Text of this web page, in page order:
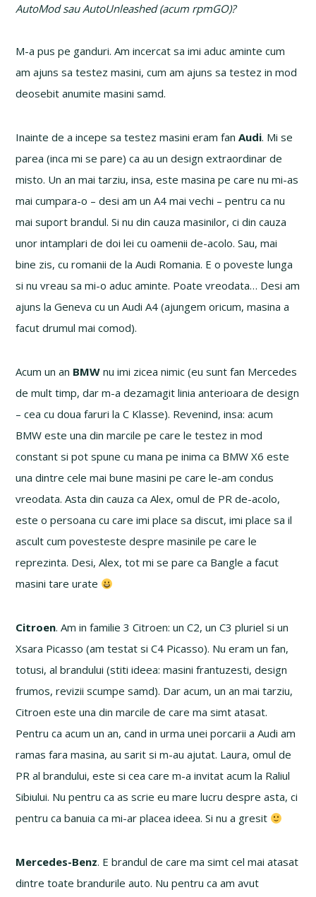
AutoMod sau AutoUnleashed (acum rpmGO)?
M-a pus pe ganduri. Am incercat sa imi aduc aminte cum
am ajuns sa testez masini, cum am ajuns sa testez in mod
deosebit anumite masini samd.
Inainte de a incepe sa testez masini eram fanAudi. Mi se
parea (inca mi se pare) ca au un design extraordinar de
misto. Un an mai tarziu, insa, este masina pe care nu mi-as
mai cumpara-o – desi am un A4 mai vechi – pentru ca nu
mai suport brandul. Si nu din cauza masinilor, ci din cauza
unor intamplari de doi lei cu oamenii de-acolo. Sau, mai
bine zis, cu romanii de la Audi Romania. E o poveste lunga
si nu vreau sa mi-o aduc aminte. Poate vreodata… Desi am
ajuns la Geneva cu un Audi A4 (ajungem oricum, masina a
facut drumul mai comod).
Acum un an BMW nu imi zicea nimic (eu sunt fan Mercedes
de mult timp, dar m-a dezamagit linia anterioara de design
– cea cu doua faruri la C Klasse). Revenind, insa: acum
BMW este una din marcile pe care le testez in mod
constant si pot spune cu mana pe inima ca BMW X6 este
una dintre cele mai bune masini pe care le-am condus
vreodata. Asta din cauza ca Alex, omul de PR de-acolo,
este o persoana cu care imi place sa discut, imi place sa il
ascult cum povesteste despre masinile pe care le
reprezinta. Desi, Alex, tot mi se pare ca Bangle a facut
masini tare urate
Citroen. Am in familie 3 Citroen: un C2, un C3 pluriel si un
Xsara Picasso (am testat si C4 Picasso). Nu eram un fan,
totusi, al brandului (stiti ideea: masini frantuzesti, design
frumos, revizii scumpe samd). Dar acum, un an mai tarziu,
Citroen este una din marcile de care ma simt atasat.
Pentru ca acum un an, cand in urma unei porcarii a Audi am
ramas fara masina, au sarit si m-au ajutat. Laura, omul de
PR al brandului, este si cea care m-a invitat acum la Raliul
Sibiului. Nu pentru ca as scrie eu mare lucru despre asta, ci
pentru ca banuia ca mi-ar placea ideea. Si nu a gresit
Mercedes-Benz. E brandul de care ma simt cel mai atasat
dintre toate brandurile auto. Nu pentru ca am avut